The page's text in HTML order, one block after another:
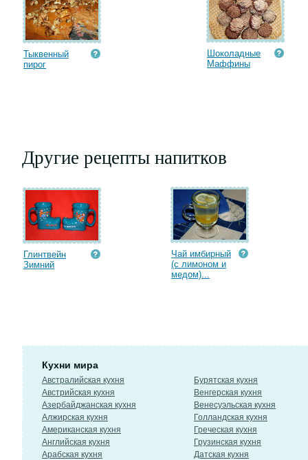
Тыквенный
пирог
Шоколадные
Маффины
Другие рецепты напитков
Глинтвейн
Зимний
Чай имбирный
(с лимоном и
медом)...
Кухни мира
Австралийская кухня
Австрийская кухня
Азербайджанская кухня
Алжирская кухня
Американская кухня
Английская кухня
Арабская кухня
Бурятская кухня
Венгерская кухня
Венесуэльская кухня
Голландская кухня
Греческая кухня
Грузинская кухня
Датская кухня